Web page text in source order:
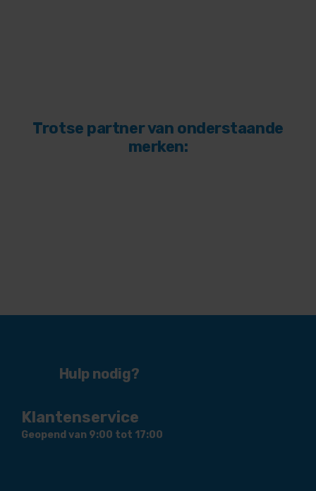
Trotse partner van onderstaande
merken:
Hulp nodig?
Klantenservice
Geopend van 9:00 tot 17:00